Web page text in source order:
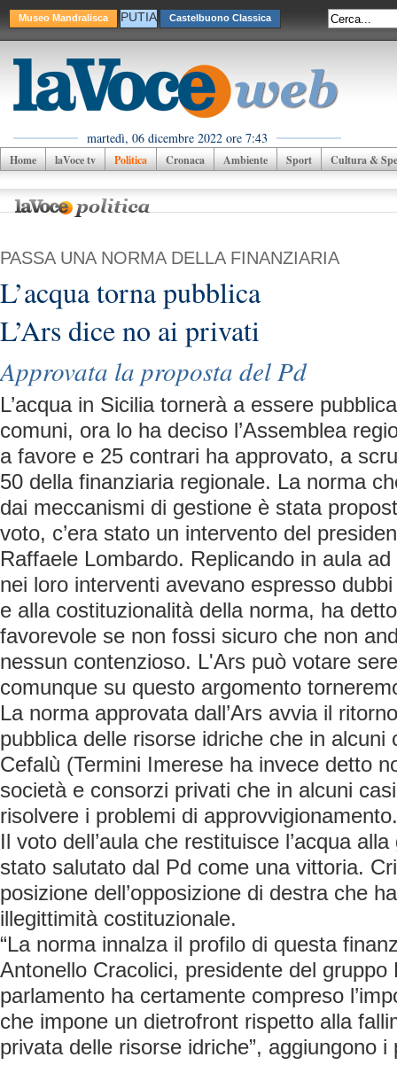
Museo Mandralisca PUTIA Castelbuono Classica
martedì, 06 dicembre 2022 ore 7:43
Home laVoce tv Politica Cronaca Ambiente Sport Cultura &
PASSA UNA NORMA DELLA FINANZIARIA
L’acqua torna pubblica
L’Ars dice no ai privati
Approvata la proposta del Pd
L’acqua in Sicilia tornerà a essere
comuni, ora lo ha deciso l’Assemblea
a favore e 25 contrari ha approvato, a
50 della finanziaria regionale. La norma
dai meccanismi di gestione è stata
voto, c’era stato un intervento del
Raffaele Lombardo. Replicando in aula
nei loro interventi avevano espresso
e alla costituzionalità della norma, ha
favorevole se non fossi sicuro che non
nessun contenzioso. L'Ars può votare
comunque su questo argomento
La norma approvata dall’Ars avvia il
pubblica delle risorse idriche che in alcuni
Cefalù (Termini Imerese ha invece detto
società e consorzi privati che in alcuni
risolvere i problemi di approvvigionamento.
Il voto dell’aula che restituisce l’acqua
stato salutato dal Pd come una vittoria.
posizione dell’opposizione di destra che
illegittimità costituzionale.
“La norma innalza il profilo di questa
Antonello Cracolici, presidente del gruppo
parlamento ha certamente compreso
che impone un dietrofront rispetto alla
privata delle risorse idriche”, aggiungono